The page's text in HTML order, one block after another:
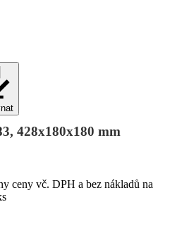
428x180x180 mm
ceny vč. DPH a bez nákladů na